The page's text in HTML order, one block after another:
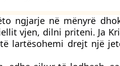
ngjarje në mënyrë
vjen, dilni priteni. Ja
lartësohemi drejt një